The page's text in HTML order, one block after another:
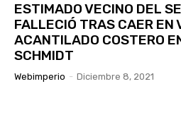
ESTIMADO VECINO DEL
FALLECIÓ TRAS CAER EN
ACANTILADO COSTERO
SCHMIDT
Webimperio - Diciembre 8, 2021